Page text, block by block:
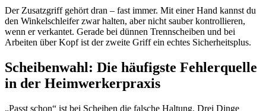
Der Zusatzgriff gehört dran – fast immer. Mit einer Hand kannst du
den Winkelschleifer zwar halten, aber nicht sauber kontrollieren,
wenn er verkantet. Gerade bei dünnen Trennscheiben und bei
Arbeiten über Kopf ist der zweite Griff ein echtes Sicherheitsplus.
Scheibenwahl: Die häufigste Fehlerquelle
in der Heimwerkerpraxis
„Passt schon“ ist bei Scheiben die falsche Haltung. Drei Dinge